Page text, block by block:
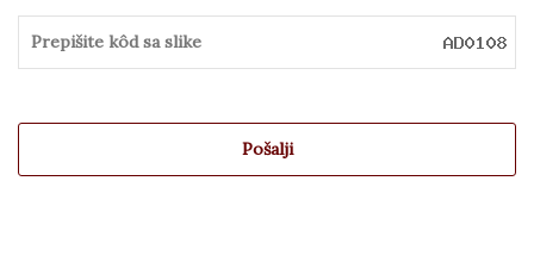
Pošalji